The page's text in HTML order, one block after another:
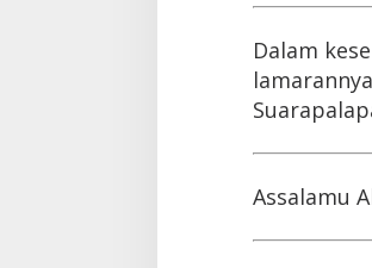
Dalam
Assalamu